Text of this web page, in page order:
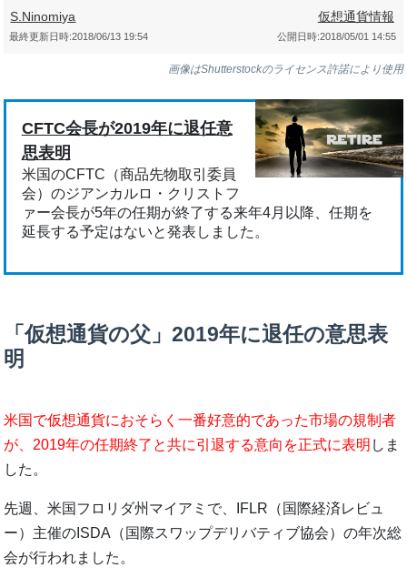
S.Ninomiya 仮想通貨情報
公開日時:2018/05/01 14:55
最終更新日時:2018/06/13 19:54
画像はShutterstockのライセンス許諾により使用
CFTC会長が2019年に退任意
思表明
米国のCFTC（商品先物取引委員
会）のジアンカルロ・クリストフ
ァー会長が5年の任期が終了する来年4月以降、任期を
延長する予定はないと発表しました。
「仮想通貨の父」2019年に退任の意思表
明
米国で仮想通貨におそらく一番好意的であった市場の規制者
が、2019年の任期終了と共に引退する意向を正式に表明 しま
した。
先週、米国フロリダ州マイアミで、IFLR（国際経済レビュ
ー）主催のISDA（国際スワップデリバティブ協会）の年次総
会が行われました。